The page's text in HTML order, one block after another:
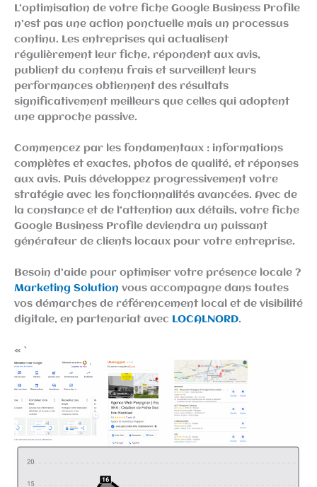
L’optimisation de votre fiche Google Business Profile
n’est pas une action ponctuelle mais un processus
continu. Les entreprises qui actualisent
régulièrement leur fiche, répondent aux avis,
publient du contenu frais et surveillent leurs
performances obtiennent des résultats
significativement meilleurs que celles qui adoptent
une approche passive.
Commencez par les fondamentaux : informations
complètes et exactes, photos de qualité, et réponses
aux avis. Puis développez progressivement votre
stratégie avec les fonctionnalités avancées. Avec de
la constance et de l’attention aux détails, votre fiche
Google Business Profile deviendra un puissant
générateur de clients locaux pour votre entreprise.
Besoin d’aide pour optimiser votre présence locale ?
Marketing Solution vous accompagne dans toutes
vos démarches de référencement local et de visibilité
digitale, en partenariat avec LOCALNORD.
« `